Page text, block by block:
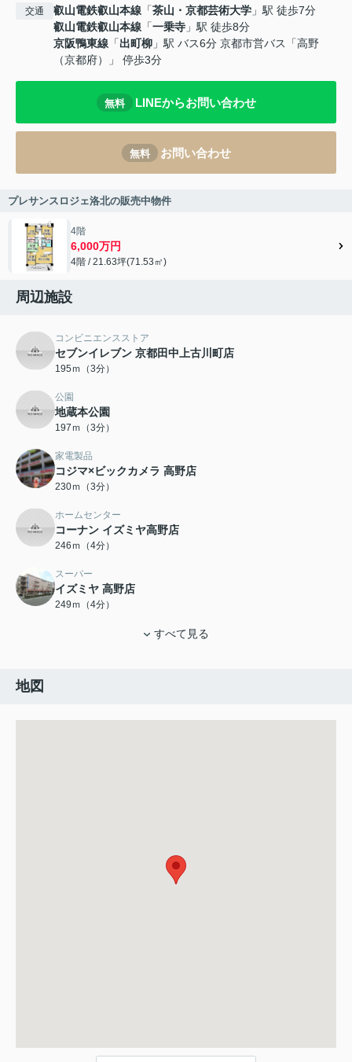
交通 叡山電鉄叡山本線 「茶山・京都芸術大学 」駅 徒歩7分
叡山電鉄叡山本線 「一乗寺 」駅 徒歩8分
京阪鴨東線 「出町柳 」駅 バス6分 京都市営バス「高野
（京都府）」 停歩3分
無料 LINEからお問い合わせ
無料 お問い合わせ
プレサンスロジェ洛北の販売中物件
4階
6,000万円
4階 / 21.63坪(71.53㎡)
周辺施設
コンビニエンスストア
セブンイレブン 京都田中上古川町店
195ｍ（3分）
公園
地蔵本公園
197ｍ（3分）
家電製品
コジマ×ビックカメラ 高野店
230ｍ（3分）
ホームセンター
コーナン イズミヤ高野店
246ｍ（4分）
スーパー
イズミヤ 高野店
249ｍ（4分）
すべて見る
地図